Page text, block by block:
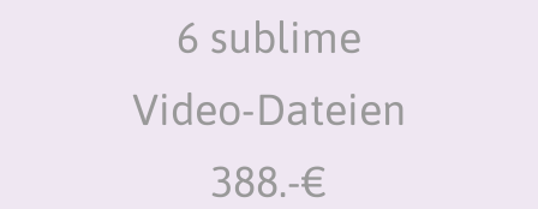
6 sublime
Video-Dateien
388.-€